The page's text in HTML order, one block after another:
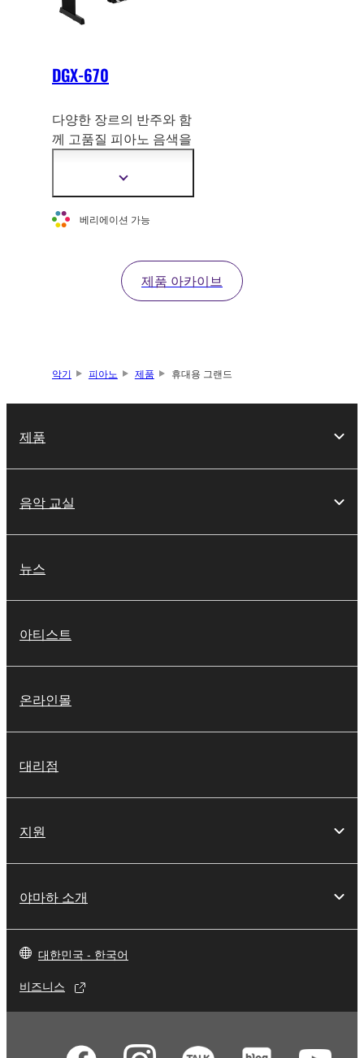
DGX-670
다양한 장르의 반주와 함
께 고품질 피아노 음색을
가 탑재된 디지털 피아노
입니다.
더
자
한
보
베리에이션 가능
제품 아카이브
악기 피아노 제품 휴대용 그랜드
제품
음악 교실
뉴스
아티스트
온라인몰
대리점
지원
야마하 소개
대한민국 - 한국어
비즈니스